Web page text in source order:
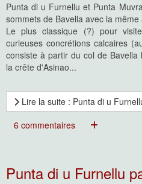
Punta di u Furnellu et Punta
sommets de Bavella avec la
Le plus classique (?) pour
curieuses concrétions calcaires
consiste à partir du col de
la crête d'Asinao...
Lire la suite : Punta di u
6 commentaires
Punta di u Furnellu